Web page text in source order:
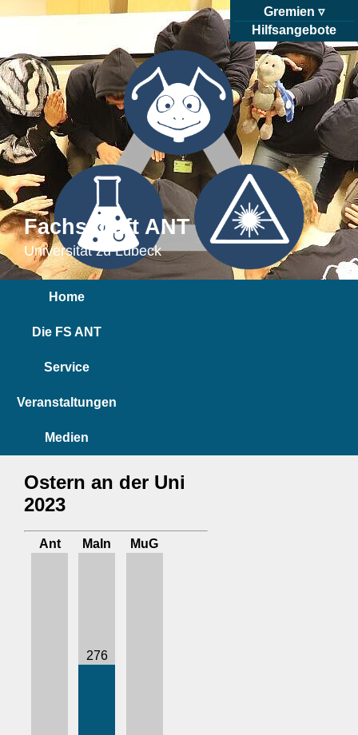
Gremien
Hilfsangebote
Fachschaft ANT
Universität zu Lübeck
Home
Die FS ANT
Service
Veranstaltungen
Medien
Ostern an der Uni
2023
Ant MaIn
276
MuG